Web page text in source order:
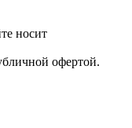
носит
офертой.